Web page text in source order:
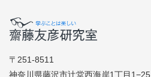
〒251-8511
神奈川県藤沢市辻堂西海岸1丁目1−25